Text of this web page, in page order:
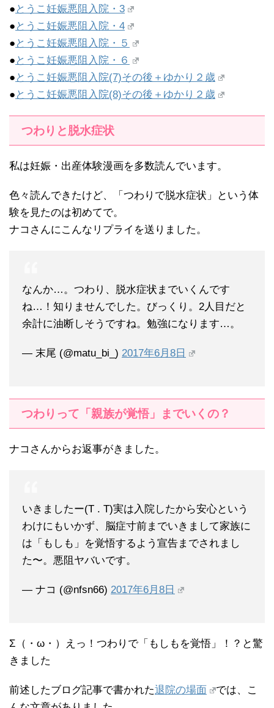
● とうこ妊娠悪阻入院・3
● とうこ妊娠悪阻入院・4
● とうこ妊娠悪阻入院・５
● とうこ妊娠悪阻入院・６
● とうこ妊娠悪阻入院(7)その後＋ゆかり２歳
● とうこ妊娠悪阻入院(8)その後＋ゆかり２歳
つわりと脱水症状
私は妊娠・出産体験漫画を多数読んでいます。
色々読んできたけど、「つわりで脱水症状」という体
験を見たのは初めてで。
ナコさんにこんなリプライを送りました。
なんか…。つわり、脱水症状までいくんです
ね…！知りませんでした。びっくり。2人目だと
余計に油断しそうですね。勉強になります…。
— 末尾 (@matu_bi_) 2017年6月8日
つわりって「親族が覚悟」までいくの？
ナコさんからお返事がきました。
いきましたー(T . T)実は入院したから安心という
わけにもいかず、脳症寸前までいきまして家族に
は「もしも」を覚悟するよう宣告までされまし
た〜。悪阻ヤバいです。
— ナコ (@nfsn66) 2017年6月8日
Σ（・ω・）えっ！つわりで「もしもを覚悟」！？と驚
きました
前述したブログ記事で書かれた退院の場面
では、こ